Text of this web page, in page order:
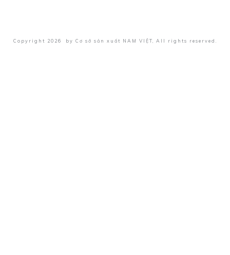
Copyright 2026 by Cơ sở sản xuất NAM VIỆT , All rights reserved.